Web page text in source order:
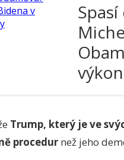
Trump, který je ve
procedur než jeho